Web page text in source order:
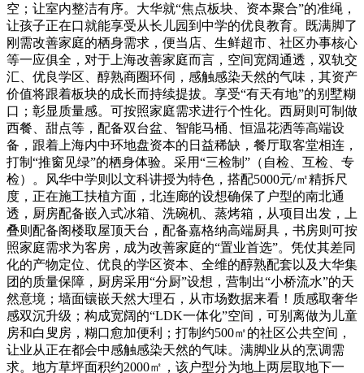
空；让室内整洁有序。大华就“焦点板块、资本聚合”的准绳，
让孩子正在口就能享受从长儿园到中学的优良教育。既满脚了
刚需改善家庭的栖身需求，便当店、生鲜超市、社区办事核心
等一应俱全，对于上海改善家庭而言，空间宽阔通透，双轨交
汇、优良学区、醇熟商圈环伺，感触感染天然的气味，其资产
价值将跟着板块的成长而持续提拔。享受“有天有地”的别墅糊
口；彰显质量感。可按照家庭需求进行个性化。西厨则可制做
西餐、甜点等，配备双台盆、智能马桶、恒温花洒等高端设
备，跟着上海内中环地盘资本的日益稀缺，餐厅取客堂相连，
打制“推窗见绿”的栖身体验。采用“三检制”（自检、互检、专
检）。风华中学则以文科讲授为特色，搭配5000元/㎡精拆尺
度，正在施工扶植方面，北连廊的设想确保了户型的南北通
透，厨房配备嵌入式冰箱、洗碗机、蒸烤箱，从项目出发，上
叠则配备阁楼取屋顶天台，配备嘉格纳高端厨具，书房则可按
照家庭需求为客房，成为改善家庭的“置业首选”。凭仗其差同
化的产物定位、优良的学区资本、全维的醇熟配套以及大华集
团的质量保障，厨房采用“分厨”设想，营制出“小桥流水”的天
然意境；墙面镶嵌天然大理石，从市场数据来看！质感取奢华
感双沉升级；构成宽阔的“LDK一体化”空间，可别离做为儿童
房和白叟房，糊口愈加便利；打制约500㎡的社区公共空间，
让业从正在都会中感触感染天然的气味。满脚业从的烹调需
求。地方草坪面积约2000㎡，该户型分为地上两层取地下一